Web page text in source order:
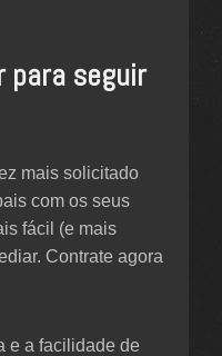
para seguir
mais solicitado
com os seus
fácil (e mais
Contrate agora
e a facilidade de